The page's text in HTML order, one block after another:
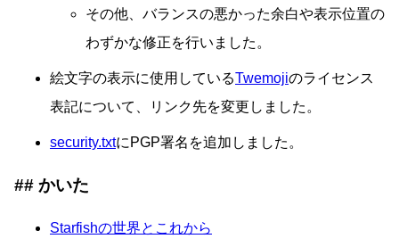
その他、バランスの悪かった余白や表示位置の
わずかな修正を行いました。
絵文字の表示に使用しているTwemojiのライセンス
表記について、リンク先を変更しました。
security.txtにPGP署名を追加しました。
かいた
Starfishの世界とこれから